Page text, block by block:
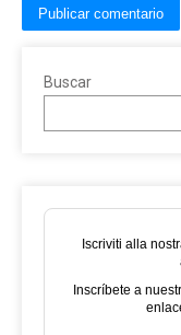
Buscar
Iscriviti alla
Inscríbete a